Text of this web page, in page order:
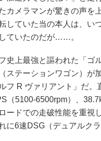
カメラマンが驚きの声を
していた当の本人は、い
ていたのだが……。
史上最強と謳われた「ゴ
ステーションワゴン）が
フ R ヴァリアント」だ
（5100-6500rpm）、
ードでの走破性能を重視
に6速DSG（デュアルク